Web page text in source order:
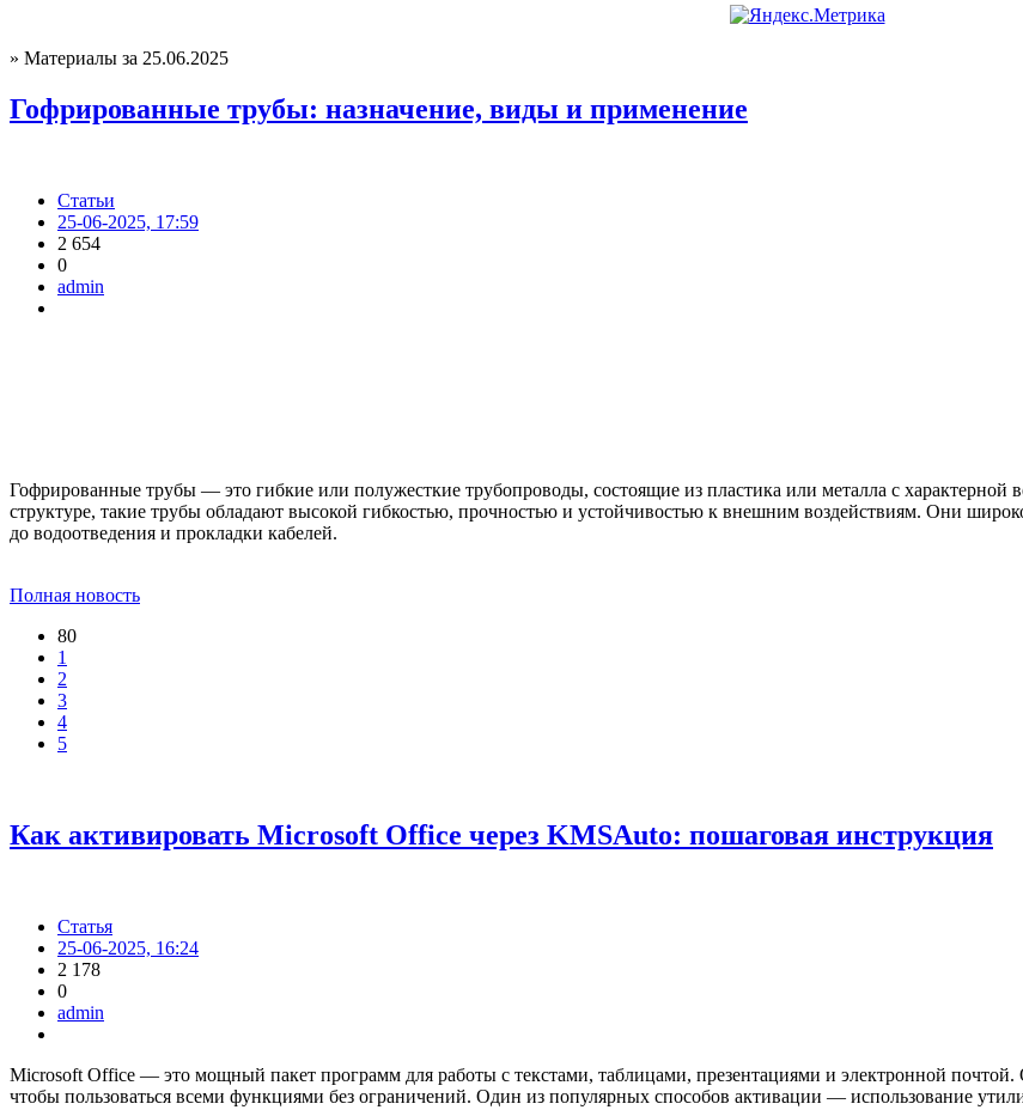
» Материалы за 25.06.2025
Гофрированные трубы: назначение, виды и применение
Статьи
25-06-2025, 17:59
2 654
0
admin
Гофрированные трубы — это гибкие или полужесткие трубопроводы, состоящие из пластика или металла с характерной
структуре, такие трубы обладают высокой гибкостью, прочностью и устойчивостью к внешним воздействиям. Они
до водоотведения и прокладки кабелей.
Полная новость
80
1
2
3
4
5
Как активировать Microsoft Office через KMSAuto: пошаговая инструкция
Статья
25-06-2025, 16:24
2 178
0
admin
Microsoft Office — это мощный пакет программ для работы с текстами, таблицами, презентациями и электронной почтой.
чтобы пользоваться всеми функциями без ограничений. Один из популярных способов активации — использование